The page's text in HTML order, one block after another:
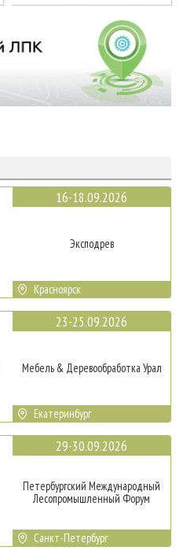
16-18.09.2026
Эксподрев
Красноярск
23-25.09.2026
Мебель & Деревообработка Урал
Екатеринбург
29-30.09.2026
Петербургский Международный
Лесопромышленный Форум
Санкт-Петербург